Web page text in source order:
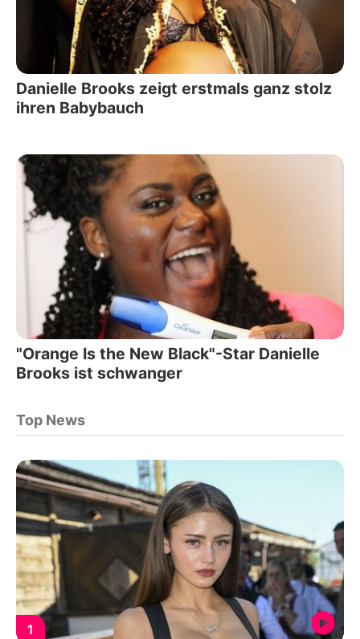
Danielle Brooks zeigt erstmals ganz stolz
ihren Babybauch
"Orange Is the New Black"-Star Danielle
Brooks ist schwanger
Top News
1